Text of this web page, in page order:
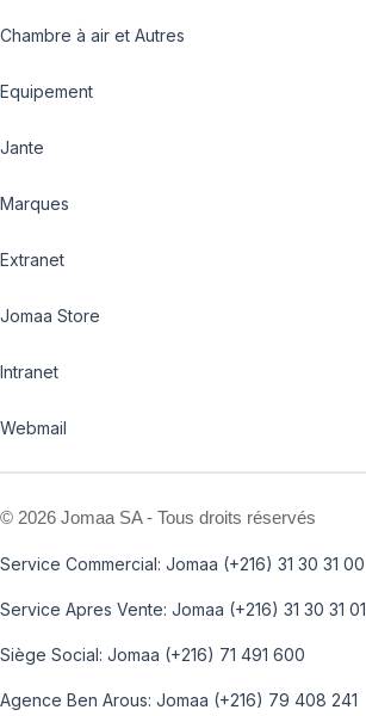
Chambre à air et Autres
Equipement
Jante
Marques
Extranet
Jomaa Store
Intranet
Webmail
© 2026 Jomaa SA - Tous droits réservés
Service Commercial: Jomaa (+216) 31 30 31 00
Service Apres Vente: Jomaa (+216) 31 30 31 01
Siège Social: Jomaa (+216) 71 491 600
Agence Ben Arous: Jomaa (+216) 79 408 241